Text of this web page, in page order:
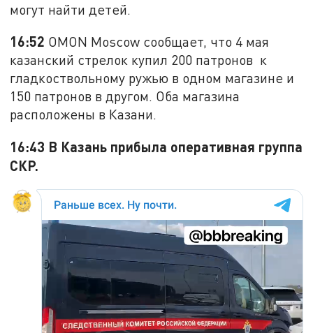
могут найти детей.
16:52 OMON Moscow сообщает, что 4 мая
казанский стрелок купил 200 патронов к
гладкоствольному ружью в одном магазине и
150 патронов в другом. Оба магазина
расположены в Казани.
16:43 В Казань прибыла оперативная группа
СКР.